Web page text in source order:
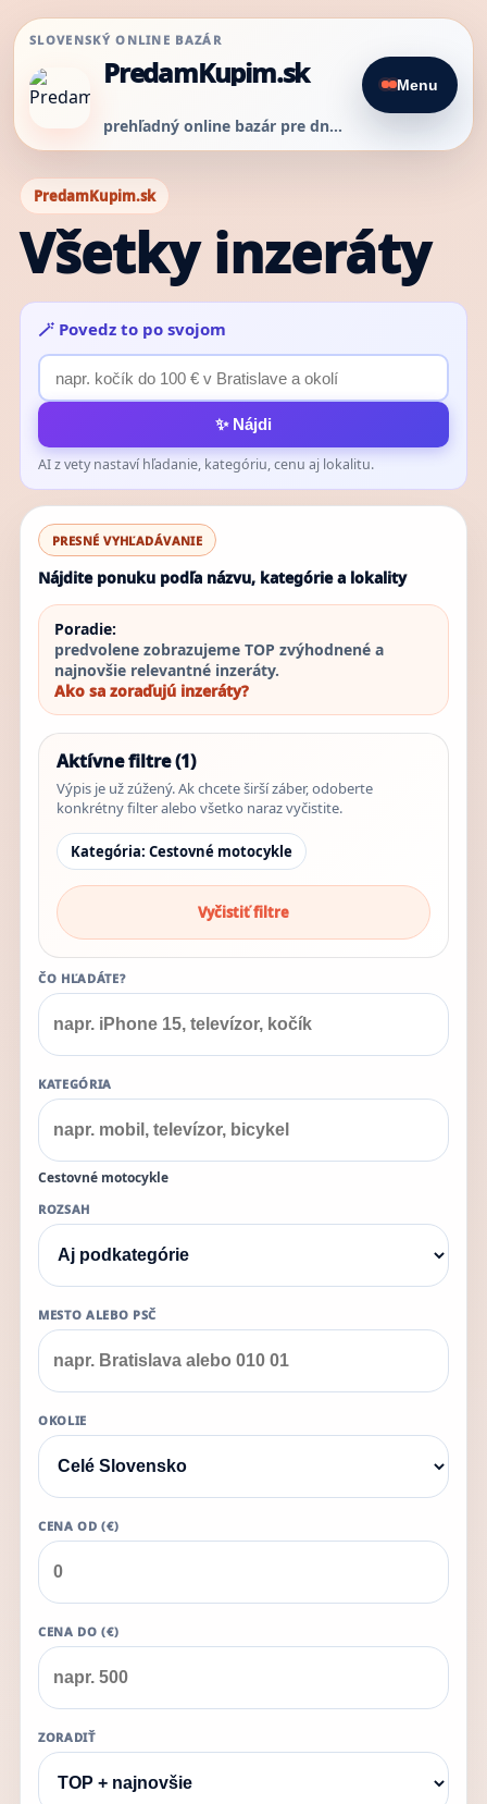
SLOVENSKÝ ONLINE BAZÁR
PredamKupim.sk
prehľadný online bazár pre dnešný predaj
Menu
PredamKupim.sk
Všetky inzeráty
🪄 Povedz to po svojom
✨ Nájdi
AI z vety nastaví hľadanie, kategóriu, cenu aj lokalitu.
PRESNÉ VYHĽADÁVANIE
Nájdite ponuku podľa názvu, kategórie a lokality
Poradie:
predvolene zobrazujeme TOP zvýhodnené a
najnovšie relevantné inzeráty.
Ako sa zoraďujú inzeráty?
Aktívne filtre (1)
Výpis je už zúžený. Ak chcete širší záber, odoberte
konkrétny filter alebo všetko naraz vyčistite.
Kategória: Cestovné motocykle
Vyčistiť filtre
ČO HĽADÁTE?
KATEGÓRIA
Cestovné motocykle
ROZSAH
MESTO ALEBO PSČ
OKOLIE
CENA OD (€)
CENA DO (€)
ZORADIŤ